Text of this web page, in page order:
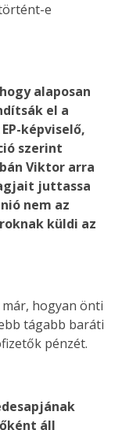
e
alaposan
el a
képviselő,
szerint
Viktor arra
juttassa
nem az
küldi az
hogyan önti
tágabb baráti
pénzét.
áll